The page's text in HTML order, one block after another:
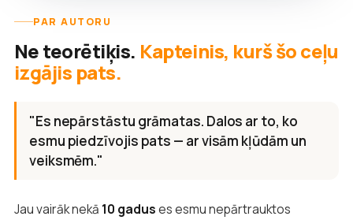
PAR AUTORU
Ne teorētiķis. Kapteinis, kurš šo ceļu
izgājis pats.
"Es nepārstāstu grāmatas. Dalos ar to, ko
esmu piedzīvojis pats — ar visām kļūdām un
veiksmēm."
Jau vairāk nekā 10 gaduses esmu nepārtrauktos